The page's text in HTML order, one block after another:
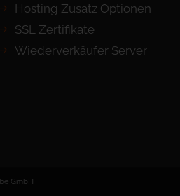
Hosting Zusatz Optionen
SSL Zertifikate
Wiederverkäufer Server
GmbH